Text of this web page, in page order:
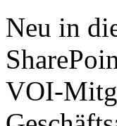
Neu in
VOI-